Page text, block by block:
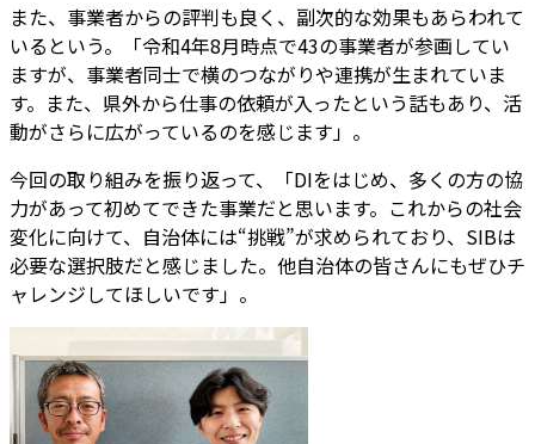
また、事業者からの評判も良く、副次的な効果もあらわれて
いるという。「令和4年8月時点で43の事業者が参画してい
ますが、事業者同士で横のつながりや連携が生まれていま
す。また、県外から仕事の依頼が入ったという話もあり、活
動がさらに広がっているのを感じます」。
今回の取り組みを振り返って、「DIをはじめ、多くの方の協
力があって初めてできた事業だと思います。これからの社会
変化に向けて、自治体には“挑戦”が求められており、SIBは
必要な選択肢だと感じました。他自治体の皆さんにもぜひチ
ャレンジしてほしいです」。